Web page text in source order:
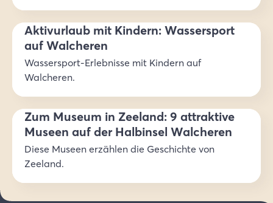
Aktivurlaub mit Kindern: Wassersport
auf Walcheren
Wassersport-Erlebnisse mit Kindern auf
Walcheren.
Zum Museum in Zeeland: 9 attraktive
Museen auf der Halbinsel Walcheren
Diese Museen erzählen die Geschichte von
Zeeland.